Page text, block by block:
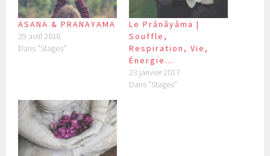
ASANA & PRANAYAMA
29 avril 2018
Dans "Stages"
Le Prânâyâma |
Souffle,
Respiration, Vie,
Énergie...
23 janvier 2017
Dans "Stages"